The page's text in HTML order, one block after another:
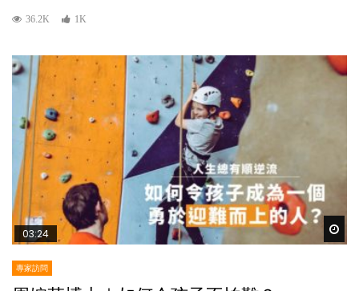
36.2K 1K
03:24
專家訪問